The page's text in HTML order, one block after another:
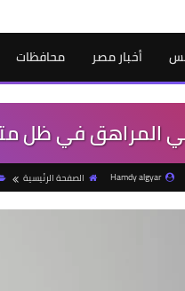
أخبار مصر محافظات
المراهق في ظل
Hamdy algyar الصفحة الرئيسية